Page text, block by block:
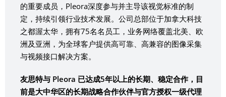
的重要成员，Pleora深度参与并主导该视觉标准的制
定，持续引领行业技术发展。公司总部位于加拿大科技
之都渥太华，拥有75名名员工，业务网络覆盖北美、欧
洲及亚洲，为全球客户提供高可靠、高兼容的图像采集
与视频接口解决方案。
友思特与 Pleora 已达成5年以上的长期、稳定合作，目
前是大中华区的长期战略合作伙伴与官方授权一级代理